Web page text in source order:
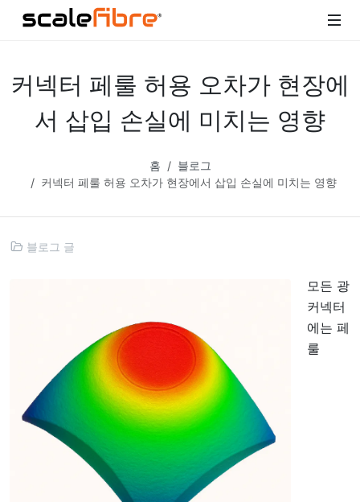
커넥터 페룰 허용 오차가 현장에
서 삽입 손실에 미치는 영향
홈
블로그
커넥터 페룰 허용 오차가 현장에서 삽입 손실에 미치는 영향
블로그 글
모든 광
커넥터
에는 페
룰